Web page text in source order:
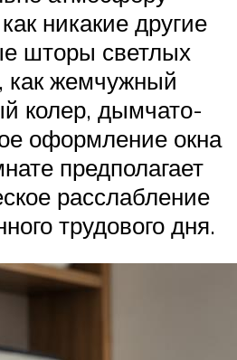
никакие другие
шторы светлых
как жемчужный
колер, дымчато-
оформление окна
предполагает
расслабление
трудового дня.